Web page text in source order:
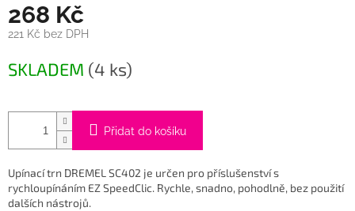
268 Kč
221 Kč bez DPH
cena:
SKLADEM (4 ks)
Přidat do košíku
Upínací trn DREMEL SC402 je určen pro příslušenství s
rychloupínáním EZ SpeedClic. Rychle, snadno, pohodlně, bez použití
dalších nástrojů.